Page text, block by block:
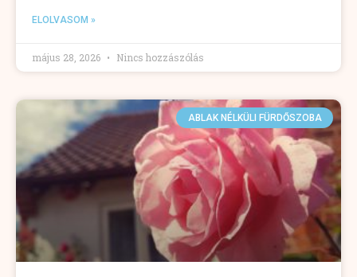
ELOLVASOM »
május 28, 2026 Nincs hozzászólás
ABLAK NÉLKÜLI FÜRDŐSZOBA